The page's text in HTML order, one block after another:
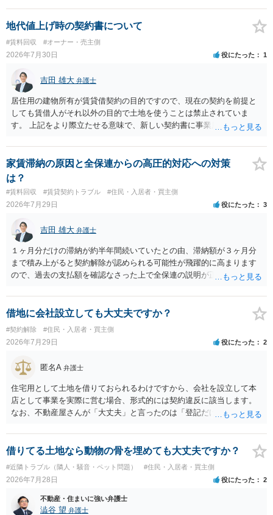
する動機づけがなくなります。 今回進められつつある手続はあくまで
も、建物を賃貸人に一日も早く明け渡すための便宜的方法として理解
するのが良いと思います。またその方法で進めた方が、連帯保証人で
あるお知り合いさんにとっても、自身の経済的負担を最小限に食い止
められるため望ましいやり方だといえます。
地代値上げ時の契約書について
#賃料回収 #オーナー・売主側
2026年7月30日 役にたった 1
吉田 雄大 弁護士
居住用の建物所有が賃貸借契約の目的ですので、現在の契約を前提と
しても賃借人がそれ以外の目的で土地を使うことは禁止されていま
す。 上記をより際立たせる意味で、新しい契約書に事業用として用い
交渉である以上賃借人が拒んだ場合には入りませんが、提案するのは
良い方法と思います。
家賃滞納の原因と全保連からの高圧的対応への対策
は？
#賃料回収 #賃貸契約トラブル #住民・入居者・買主側
2026年7月29日 役にたった 3
吉田 雄大 弁護士
１ヶ月分だけの滞納が約半年間続いていたとの由、滞納額が３ヶ月分
まで積み上がると契約解除が認められる可能性が飛躍的に高まります
ので、過去の支払額を確認なさった上で全保連の説明が正しければ、
た理由は気になるところですが、中身のある返答は期待できないと思
います。
借地に会社設立しても大丈夫ですか？
#契約解除 #住民・入居者・買主側
2026年7月29日 役にたった 2
匿名A 弁護士
住宅用として土地を借りておられるわけですから、会社を設立して本
店として事業を実際に営む場合、形式的には契約違反に該当します。
なお、不動産屋さんが「大丈夫」と言ったのは「登記だけなら実務上
れますが、これは法的な保証ではありません。 ただ、解除まで認めら
れるかどうかについては信頼関係が破壊されたかどうかで判断されま
すので、建物を事務所・店舗用に大きく改築する等までなさらない限
り、リスクはそれほど大きくないかもしれません。 しかしそれでも、
大家さんが契約違反を口実に、将来の更新時に更新料の上乗せを要求
したり、立ち退きを迫る材料に使ったりする可能性は否定できませ
ん。
借りてる土地なら動物の骨を埋めても大丈夫ですか？
#近隣トラブル（隣人・騒音・ペット問題） #住民・入居者・買主側
2026年7月28日 役にたった 2
不動産・住まいに強い弁護士
澁谷 望 弁護士